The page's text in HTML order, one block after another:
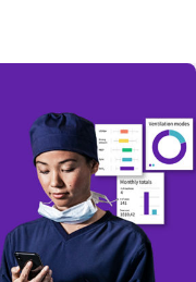
visualizzare le
delle sale